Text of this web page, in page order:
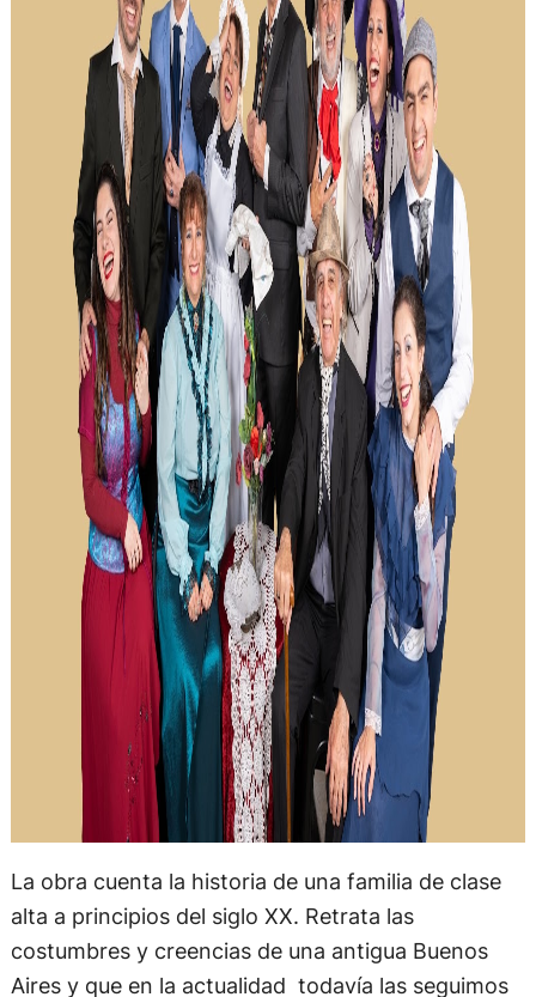
La obra cuenta la historia de una familia de clase
alta a principios del siglo XX. Retrata las
costumbres y creencias de una antigua Buenos
Aires y que en la actualidad todavía las seguimos